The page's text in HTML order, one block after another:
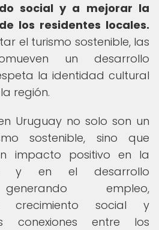
social y a mejorar la
los residentes locales.
el turismo sostenible, las
un desarrollo
la identidad cultural
región.
Uruguay no solo son un
sostenible, sino que
impacto positivo en la
y en el desarrollo
empleo,
crecimiento social y
conexiones entre los